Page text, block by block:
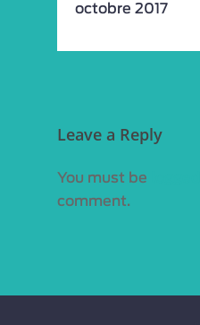
octobre 2017
Leave a Reply
You must be
comment.